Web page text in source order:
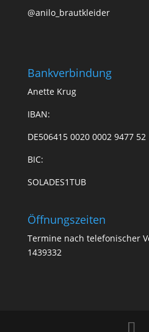
@anilo_brautkleider
Bankverbindung
Anette Krug
IBAN:
DE506415 0020 0002 9477 52
BIC:
SOLADES1TUB
Öffnungszeiten
Termine nach telefonischer
1439332